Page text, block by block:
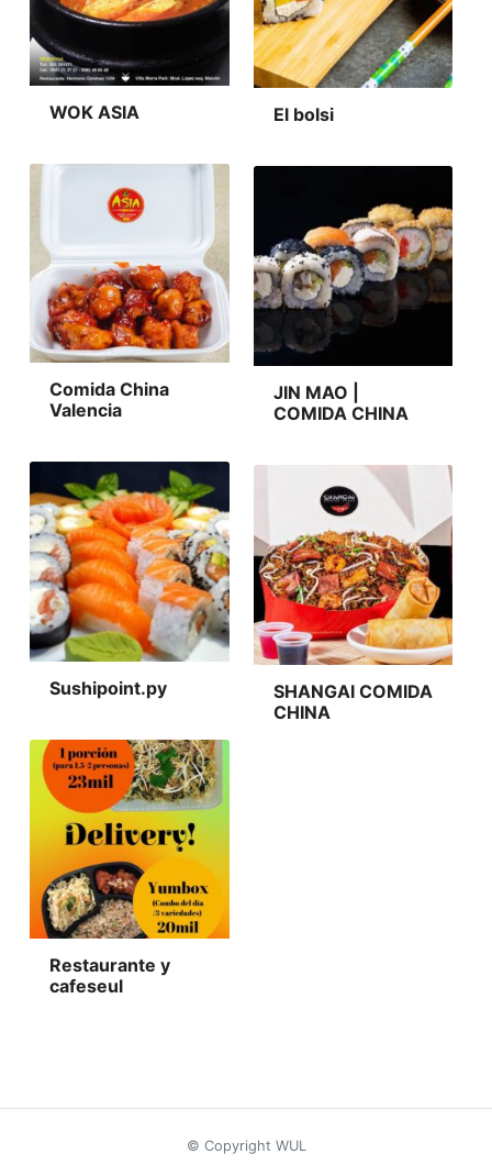
WOK ASIA El bolsi
Comida China
Valencia
JIN MAO |
COMIDA CHINA
Sushipoint.py
SHANGAI COMIDA
CHINA
Restaurante y
cafeseul
© Copyright WUL